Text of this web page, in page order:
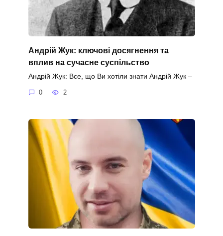
Андрій Жук: ключові досягнення та
вплив на сучасне суспільство
Андрій Жук: Все, що Ви хотіли знати Андрій Жук –
0 2